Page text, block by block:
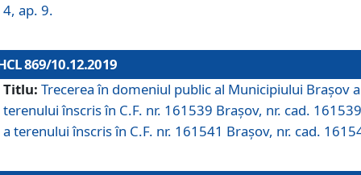
4, ap. 9.
869/10.12.2019
Titlu: Trecerea în domeniul public al Municipiului Braşov a
terenului înscris în C.F. nr. 161539 Brașov, nr. cad.
a terenului înscris în C.F. nr. 161541 Brașov, nr. cad.